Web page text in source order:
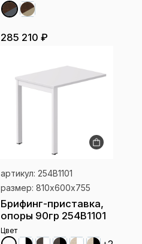
285 210 ₽
артикул: 254В1101
размер: 810х600x755
Брифинг-приставка,
опоры 90гр 254В1101
Цвет